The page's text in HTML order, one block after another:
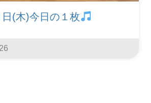
日(木)今日の１枚